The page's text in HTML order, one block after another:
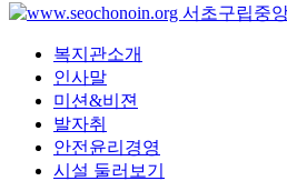
복지관소개
인사말
미션&비젼
발자취
안전윤리경영
시설 둘러보기